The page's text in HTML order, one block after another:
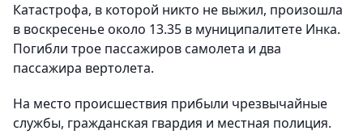
Катастрофа, в которой никто не выжил, произошла
в воскресенье около 13.35 в муниципалитете Инка.
Погибли трое пассажиров самолета и два
пассажира вертолета.
На место происшествия прибыли чрезвычайные
службы, гражданская гвардия и местная полиция.